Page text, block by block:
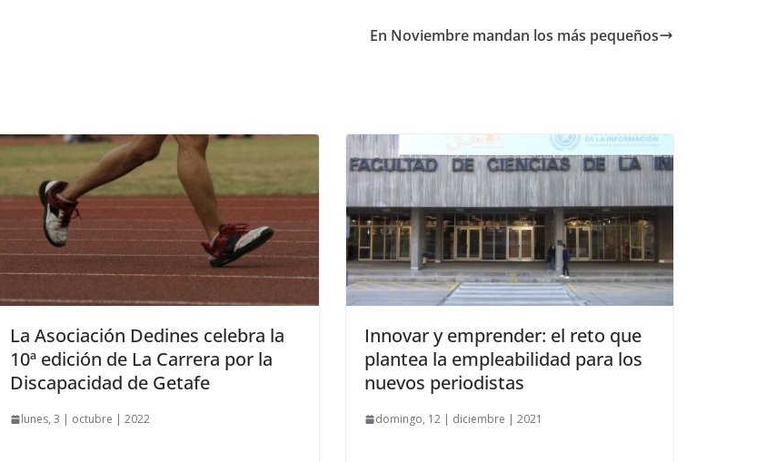
En Noviembre mandan los más pequeños
La Asociación Dedines celebra la
10ª edición de La Carrera por la
Discapacidad de Getafe
lunes, 3 | octubre | 2022
Innovar y emprender: el reto que
plantea la empleabilidad para los
nuevos periodistas
domingo, 12 | diciembre | 2021